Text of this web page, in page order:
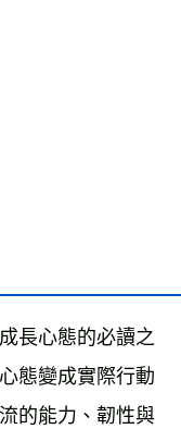
長心態的必讀之
態變成實際行動
的能力、韌性與